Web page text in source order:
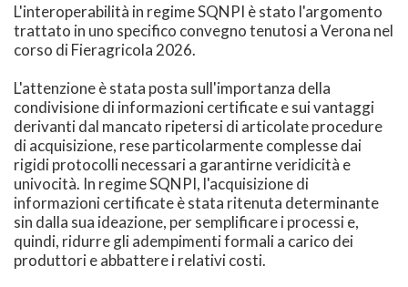
L'interoperabilità in regime SQNPI è stato l'argomento
trattato in uno specifico convegno tenutosi a Verona nel
corso di Fieragricola 2026.
L'attenzione è stata posta sull'importanza della
condivisione di informazioni certificate e sui vantaggi
derivanti dal mancato ripetersi di articolate procedure
di acquisizione, rese particolarmente complesse dai
rigidi protocolli necessari a garantirne veridicità e
univocità. In regime SQNPI, l'acquisizione di
informazioni certificate è stata ritenuta determinante
sin dalla sua ideazione, per semplificare i processi e,
quindi, ridurre gli adempimenti formali a carico dei
produttori e abbattere i relativi costi.